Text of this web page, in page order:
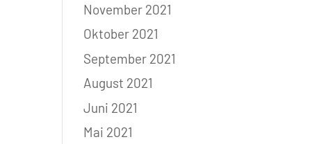
November 2021
Oktober 2021
September 2021
August 2021
Juni 2021
Mai 2021